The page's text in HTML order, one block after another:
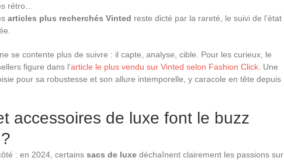
rétro…
articles plus recherchés Vinted reste dicté par la rareté, le suivi de l’état
ne se contente plus de suivre : il capte, analyse, cible. Pour les curieux, le
figure dans l’article le plus vendu sur Vinted selon Fashion Click . Une
pour sa robustesse et son allure intemporelle, y caracole en tête depuis
accessoires de luxe font le buzz
: en 2024, certains sacs de luxe déchaînent clairement les passions sur